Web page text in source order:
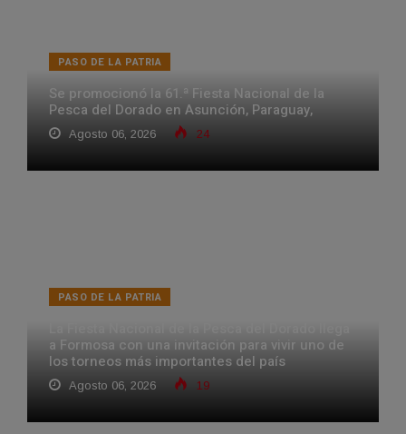
PASO DE LA PATRIA
Se promocionó la 61.ª Fiesta Nacional de la
Pesca del Dorado en Asunción, Paraguay,
Agosto 06, 2026 24
PASO DE LA PATRIA
a Formosa con una invitación para vivir uno de
los torneos más importantes del país
Agosto 06, 2026 19